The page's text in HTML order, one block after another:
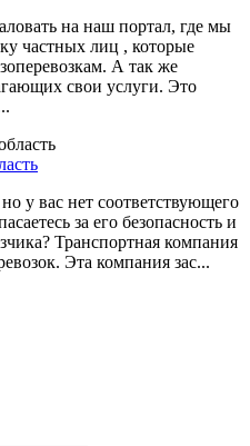
на наш портал, где мы
частных лиц , которые
А так же
свои услуги. Это
у вас нет соответствующего
за его безопасность и
Транспортная компания
Эта компания зас...